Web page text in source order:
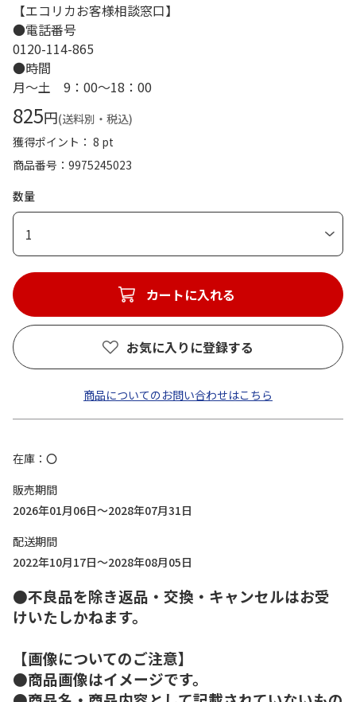
【エコリカお客様相談窓口】
●電話番号
0120-114-865
●時間
月～土 9：00～18：00
825円(送料別・税込)
獲得ポイント： 8 pt
商品番号
9975245023
数量
1
カートに入れる
お気に入りに登録する
商品についてのお問い合わせはこちら
在庫
〇
販売期間
2026年01月06日～2028年07月31日
配送期間
2022年10月17日～2028年08月05日
●不良品を除き返品・交換・キャンセルはお受
けいたしかねます。
【画像についてのご注意】
●商品画像はイメージです。